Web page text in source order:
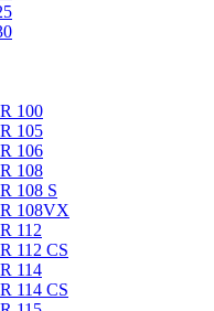
100
105
106
108
108 S
108VX
112
112 CS
114
114 CS